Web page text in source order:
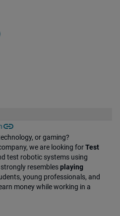
or gaming?
we are looking forTest
test robotic systems using
strongly resemblesplaying
young professionals, and
money while working in a